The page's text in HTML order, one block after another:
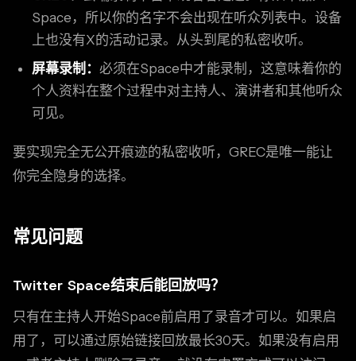
Space，所以你的名字不会出现在听众列表中。设备
上也没有X的活动记录。从头到尾的私密收听。
屏幕录制： 必须在Space中才能录制，这意味着你的
个人资料在整个过程中对主持人、演讲者和其他听众
可见。
要实现完全无公开痕迹的私密收听，GREC是唯一能让
你完全隐身的选择。
常见问题
Twitter Space结束后能回放吗？
只有在主持人开始Space前启用了录音才可以。如果启
用了，可以通过原始链接回放最长30天。如果没有启用